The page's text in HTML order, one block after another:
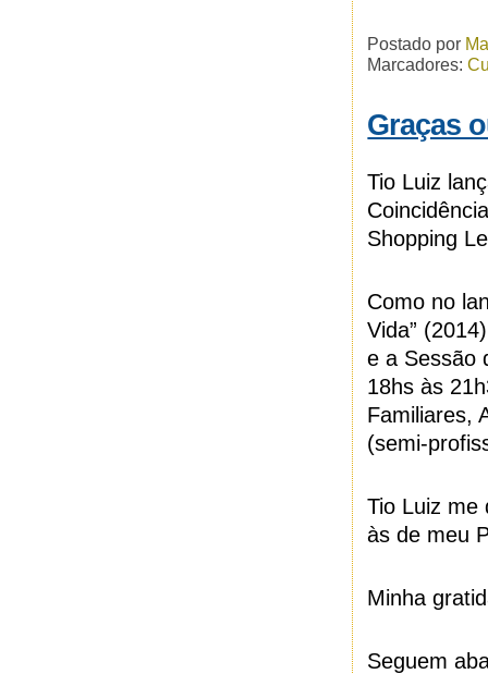
Postado por
Marcadores:
Graças
Tio Luiz
Shopping
Como no
Vida”
e a Sessão
18hs às
Familiares,
(semi-
Tio Luiz me
às de meu
Minha
Seguem